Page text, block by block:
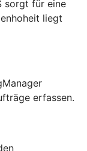
sorgt für eine
liegt
erfassen.